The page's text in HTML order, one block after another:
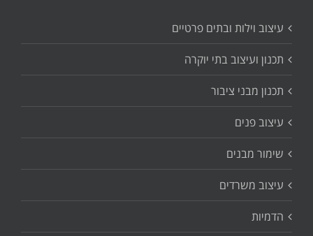
עיצוב וילות ובתים פרטיים
תכנון ועיצוב בתי יוקרה
תכנון מבני ציבור
עיצוב פנים
שימור מבנים
עיצוב משרדים
הדמיות